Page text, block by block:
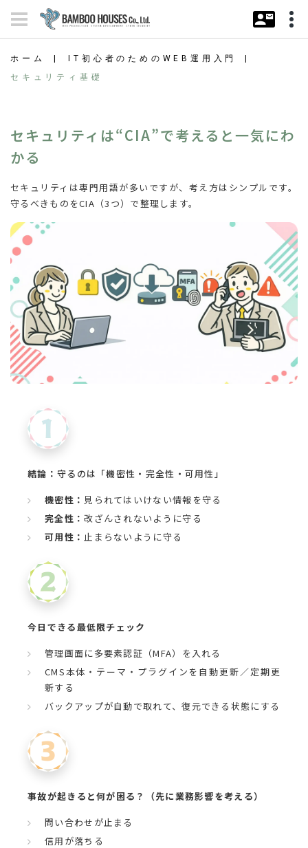
ホーム
IT初心者のためのWEB運用入門
セキュリティ基礎
セキュリティは“CIA”で考えると一気にわ
かる
セキュリティは専門用語が多いですが、考え方はシンプルです。
守るべきものをCIA（3つ）で整理します。
結論： 守るのは「機密性・完全性・可用性」
機密性： 見られてはいけない情報を守る
完全性：改ざんされないように守る
可用性： 止まらないように守る
今日できる最低限チェック
管理画面に多要素認証（MFA）を入れる
CMS本体・テーマ・プラグインを自動更新／定期更
新する
バックアップが自動で取れて、復元できる状態にする
事故が起きると何が困る？（先に業務影響を考える）
問い合わせが止まる
信用が落ちる